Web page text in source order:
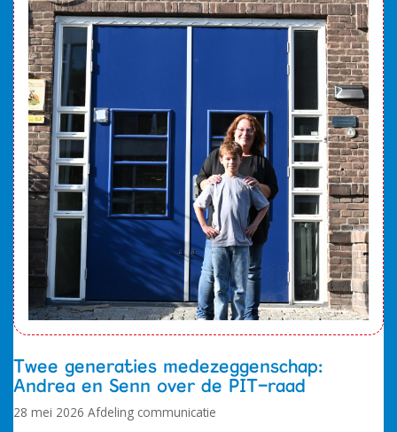
Kindcentra
Actueel
Alles bij de hand
Werken bij PIT
Twee generaties medezeggenschap:
Andrea en Senn over de PIT-raad
28 mei 2026 Afdeling communicatie